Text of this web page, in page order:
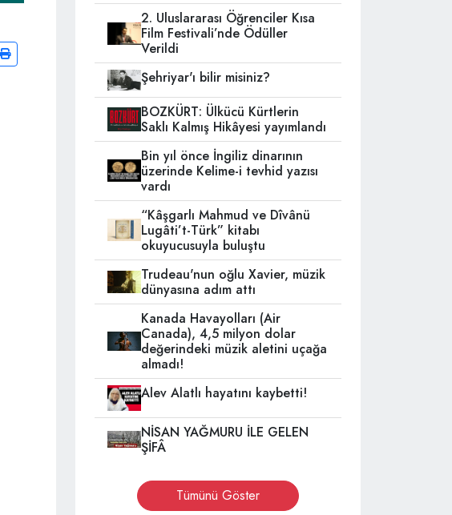
2. Uluslararası Öğrenciler Kısa
Film Festivali’nde Ödüller
Verildi
Şehriyar'ı bilir misiniz?
BOZKÜRT: Ülkücü Kürtlerin
Saklı Kalmış Hikâyesi yayımlandı
Bin yıl önce İngiliz dinarının
üzerinde Kelime-i tevhid yazısı
vardı
“Kâşgarlı Mahmud ve Dîvânü
Lugâti’t-Türk” kitabı
okuyucusuyla buluştu
Trudeau'nun oğlu Xavier, müzik
dünyasına adım attı
Kanada Havayolları (Air
Canada), 4,5 milyon dolar
değerindeki müzik aletini uçağa
almadı!
Alev Alatlı hayatını kaybetti!
NİSAN YAĞMURU İLE GELEN
ŞİFÂ
Tümünü Göster